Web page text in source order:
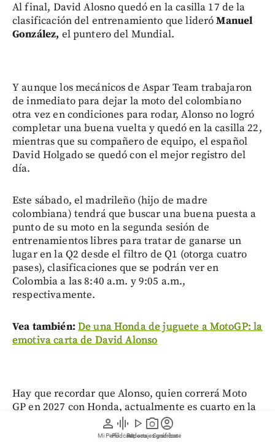
person
Mi Perfil
graphic_eq
Pódcast
play_arrow
Videos
photo_camera
Reportajes gráficos
account_circle
Suscríbete
Al final, David Alosno quedó en la casilla 17 de la
clasificación del entrenamiento que lideróManuel
González, el puntero del Mundial.
Y aunque los mecánicos de Aspar Team trabajaron
de inmediato para dejar la moto del colombiano
otra vez en condiciones para rodar, Alonso no logró
completar una buena vuelta y quedó en la casilla 22,
mientras que su compañero de equipo, el español
David Holgado se quedó con el mejor registro del
día.
Este sábado, el madrileño (hijo de madre
colombiana) tendrá que buscar una buena puesta a
punto de su moto en la segunda sesión de
entrenamientos libres para tratar de ganarse un
lugar en la Q2 desde el filtro de Q1 (otorga cuatro
pases), clasificaciones que se podrán ver en
Colombia a las 8:40 a.m. y 9:05 a.m.,
respectivamente.
Vea también: De una Honda de juguete a MotoGP: la
emotiva carta de David Alonso
Hay que recordar que Alonso, quien correrá Moto
GP en 2027 con Honda, actualmente es cuarto en la
clasificación general de Moto2 que lidera Manuel
González con 195.5 puntos, mientras que Alonso